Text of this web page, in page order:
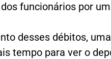
funcionários por
desses débitos,
tempo para ver o